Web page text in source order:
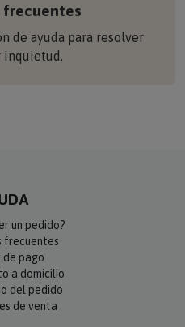
frecuentes
de ayuda para resolver
inquietud.
un pedido?
frecuentes
de pago
a domicilio
del pedido
de venta